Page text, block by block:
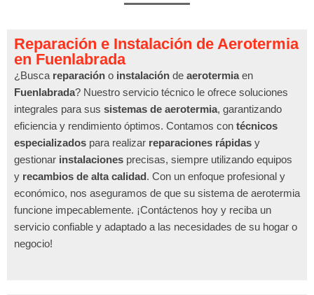
Reparación e Instalación de Aerotermia
en Fuenlabrada
¿Busca reparación o instalación de aerotermiaen
Fuenlabrada? Nuestro servicio técnico le ofrece soluciones
integrales para sus sistemas de aerotermia, garantizando
eficiencia y rendimiento óptimos. Contamos con técnicos
especializados para realizar reparaciones rápidas y
gestionar instalaciones precisas, siempre utilizando equipos
y recambios de alta calidad. Con un enfoque profesional y
económico, nos aseguramos de que su sistema de aerotermia
funcione impecablemente. ¡Contáctenos hoy y reciba un
servicio confiable y adaptado a las necesidades de su hogar o
negocio!